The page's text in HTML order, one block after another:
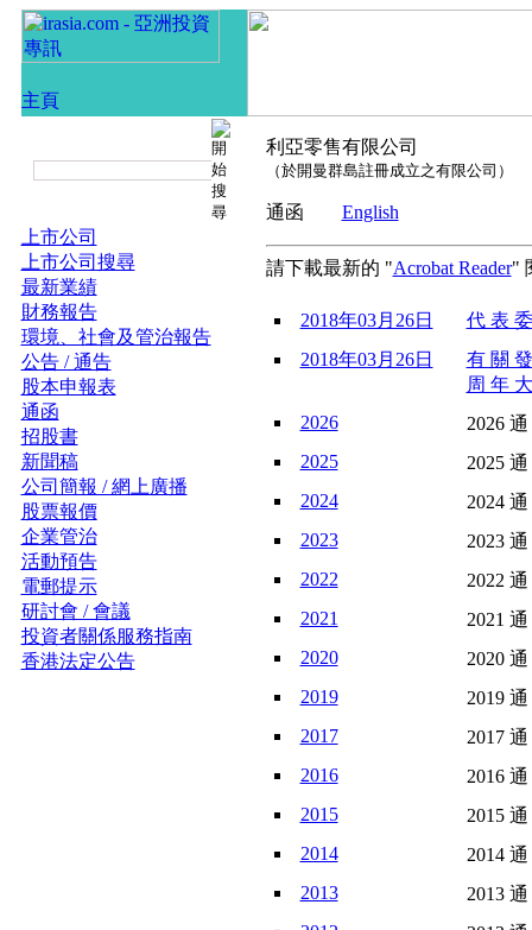
上市公司
上市公司搜尋
最新業績
財務報告
環境、社會及管治報告
公告 / 通告
股本申報表
通函
招股書
新聞稿
公司簡報 / 網上廣播
股票報價
企業管治
活動預告
電郵提示
研討會 / 會議
投資者關係服務指南
香港法定公告
利亞零售有限公司
（於開曼群島註冊成立之有限公司）
通函 English
請下載最新的 "Acrobat Reader"
2018年03月26日
代 表
2018年03月26日
有 關
周 年
2026
2026
2025
2025
2024
2024
2023
2023
2022
2022
2021
2021
2020
2020
2019
2019
2017
2017
2016
2016
2015
2015
2014
2014
2013
2013